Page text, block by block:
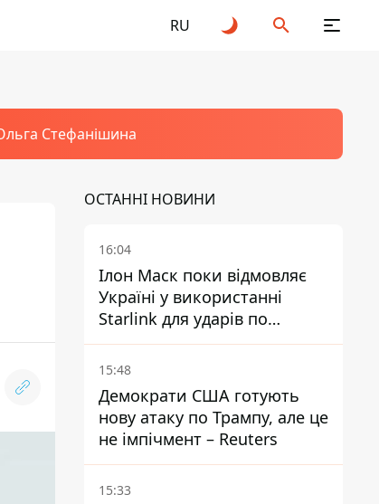
RU
Стефанішина
ОСТАННІ НОВИНИ
16:04
Ілон Маск поки відмовляє
Україні у використанні
Starlink для ударів по
території Росії – ЗМІ
15:48
Демократи США готують
нову атаку по Трампу, але це
не імпічмент – Reuters
15:33